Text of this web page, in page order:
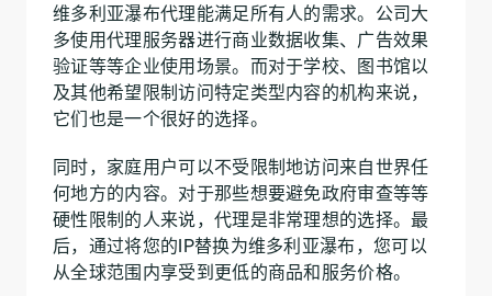
维多利亚瀑布代理能满足所有人的需求。公司大
多使用代理服务器进行商业数据收集、广告效果
验证等等企业使用场景。而对于学校、图书馆以
及其他希望限制访问特定类型内容的机构来说，
它们也是一个很好的选择。
同时，家庭用户可以不受限制地访问来自世界任
何地方的内容。对于那些想要避免政府审查等等
硬性限制的人来说，代理是非常理想的选择。最
后，通过将您的IP替换为维多利亚瀑布，您可以
从全球范围内享受到更低的商品和服务价格。